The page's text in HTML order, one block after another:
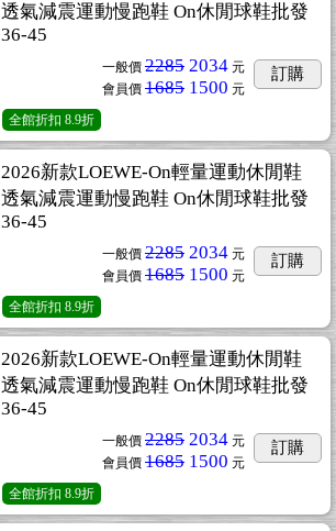
透氣減震運動慢跑鞋 On休閒球鞋批發
36-45
一般價 2285 2034 元
會員價 1685 1500 元
訂購
全館折扣 8.9折
2026新款LOEWE-On輕量運動休閒鞋
透氣減震運動慢跑鞋 On休閒球鞋批發
36-45
一般價 2285 2034 元
會員價 1685 1500 元
訂購
全館折扣 8.9折
2026新款LOEWE-On輕量運動休閒鞋
透氣減震運動慢跑鞋 On休閒球鞋批發
36-45
一般價 2285 2034 元
會員價 1685 1500 元
訂購
全館折扣 8.9折